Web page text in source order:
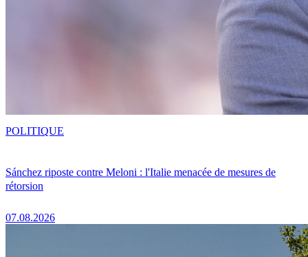
Sánchez riposte contre Meloni : l'Italie menacée de mesures de
rétorsion
07.08.2026
POLITIQUE